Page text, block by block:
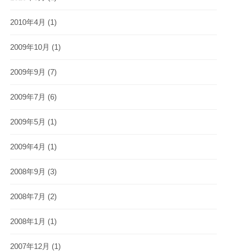
2010年4月 (1)
2009年10月 (1)
2009年9月 (7)
2009年7月 (6)
2009年5月 (1)
2009年4月 (1)
2008年9月 (3)
2008年7月 (2)
2008年1月 (1)
2007年12月 (1)